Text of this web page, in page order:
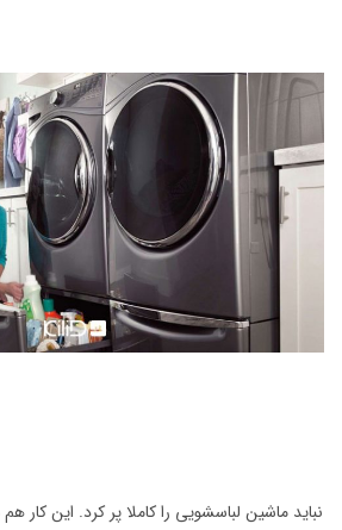
نباید ماشین لباسشویی را کاملا پر کرد. این کار